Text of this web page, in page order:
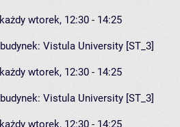
każdy wtorek, 12:30 - 14:25
budynek: Vistula University [ST_3]
każdy wtorek, 12:30 - 14:25
budynek: Vistula University [ST_3]
każdy wtorek, 12:30 - 14:25